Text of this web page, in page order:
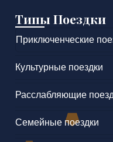
Типы Поездки
Приключенческие
Культурные поездки
Расслабляющие
Семейные поездки